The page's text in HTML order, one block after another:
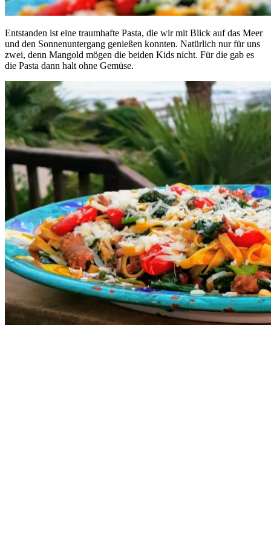
Entstanden ist eine traumhafte Pasta, die wir mit Blick auf das Meer
und den Sonnenuntergang genießen konnten. Natürlich nur für uns
zwei, denn Mangold mögen die beiden Kids nicht. Für die gab es
die Pasta dann halt ohne Gemüse.